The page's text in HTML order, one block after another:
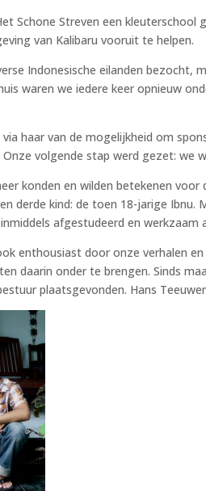
Schone Streven een
van Kalibaru vooruit te helpen.
Indonesische eilanden bezocht,
waren we iedere keer opnieuw
haar van de mogelijkheid om
volgende stap werd gezet: we
konden en wilden betekenen
derde kind: de toen 18-jarige
afgestudeerd en werkzaam
enthousiast door onze verhalen
daarin onder te brengen. Sinds
plaatsgevonden. Hans